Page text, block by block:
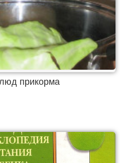
прикорма